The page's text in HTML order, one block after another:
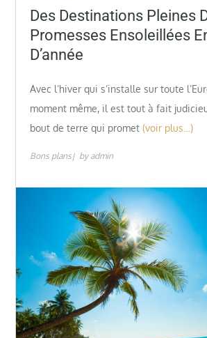
on
Des Destinations Pleines
Promesses Ensoleillées
D’année
Avec l’hiver qui s’installe sur toute
moment même, il est tout à fait
bout de terre qui promet (voir plus…)
Bons plans by admin